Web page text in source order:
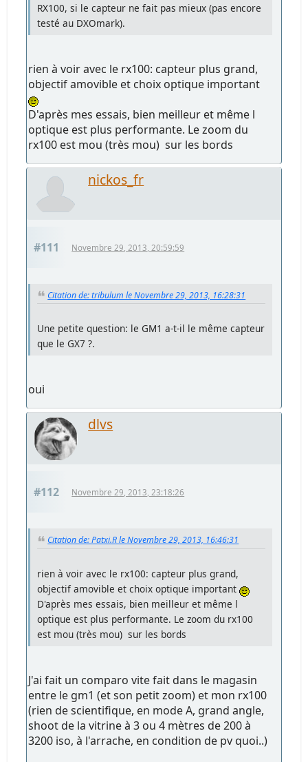
RX100, si le capteur ne fait pas mieux (pas encore
testé au DXOmark).
rien à voir avec le rx100: capteur plus grand,
objectif amovible et choix optique important
D'après mes essais, bien meilleur et même l
optique est plus performante. Le zoom du
rx100 est mou (très mou) sur les bords
nickos_fr
#111 Novembre 29, 2013, 20:59:59
Citation de: tribulum le Novembre 29, 2013, 16:28:31
Une petite question: le GM1 a-t-il le même capteur
que le GX7 ?.
oui
dlvs
#112 Novembre 29, 2013, 23:18:26
Citation de: Patxi.R le Novembre 29, 2013, 16:46:31
rien à voir avec le rx100: capteur plus grand,
objectif amovible et choix optique important
D'après mes essais, bien meilleur et même l
optique est plus performante. Le zoom du rx100
est mou (très mou) sur les bords
J'ai fait un comparo vite fait dans le magasin
entre le gm1 (et son petit zoom) et mon rx100
(rien de scientifique, en mode A, grand angle,
shoot de la vitrine à 3 ou 4 mètres de 200 à
3200 iso, à l'arrache, en condition de pv quoi..)